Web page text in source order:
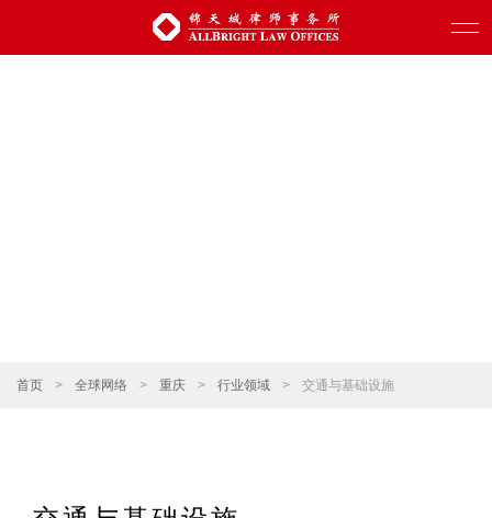
首页 > 全球网络 > 重庆 > 行业领域 > 交通与基础设施